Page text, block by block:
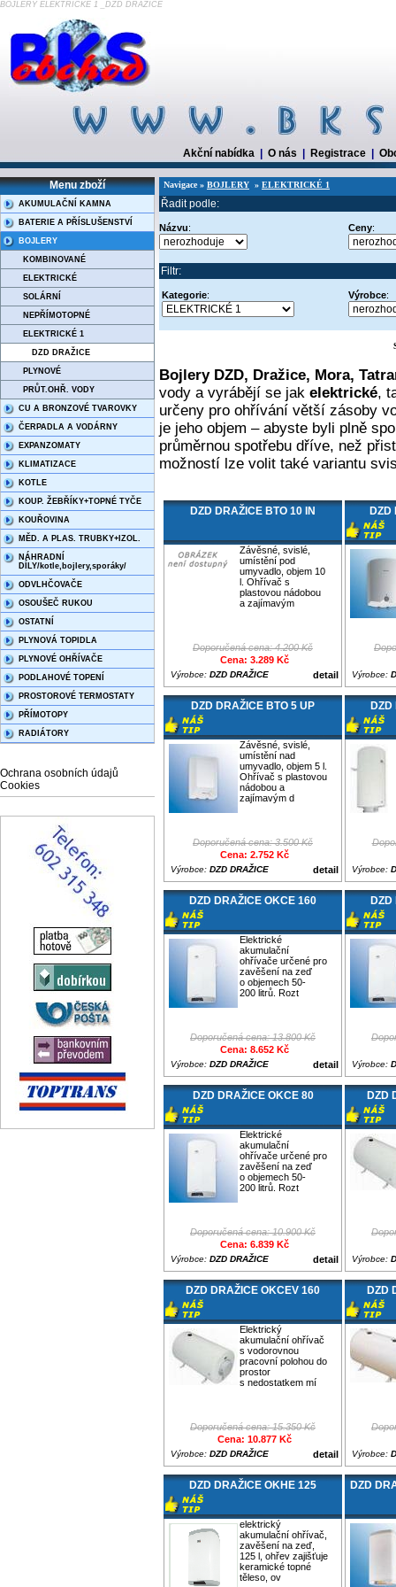
BOJLERY ELEKTRICKÉ 1 _DZD DRAŽICE
Akční nabídka O nás Registrace
Menu zboží
AKUMULAČNÍ KAMNA
BATERIE A PŘÍSLUŠENSTVÍ
BOJLERY
KOMBINOVANÉ
ELEKTRICKÉ
SOLÁRNÍ
NEPŘÍMOTOPNÉ
ELEKTRICKÉ 1
DZD DRAŽICE
PLYNOVÉ
PRŮT.OHŘ. VODY
CU A BRONZOVÉ TVAROVKY
ČERPADLA A VODÁRNY
EXPANZOMATY
KLIMATIZACE
KOTLE
KOUP. ŽEBŘÍKY+TOPNÉ TYČE
KOUŘOVINA
MĚD. A PLAS. TRUBKY+IZOL.
NÁHRADNÍ
DÍLY/kotle,bojlery,sporáky/
ODVLHČOVAČE
OSOUŠEČ RUKOU
OSTATNÍ
PLYNOVÁ TOPIDLA
PLYNOVÉ OHŘÍVAČE
PODLAHOVÉ TOPENÍ
PROSTOROVÉ TERMOSTATY
PŘÍMOTOPY
RADIÁTORY
Ochrana osobních údajů
Cookies
Navigace » BOJLERY » ELEKTRICKÉ 1
Řadit podle:
Názvu: Ceny:
Filtr:
Kategorie: Výrobce:
Bojlery DZD, Dražice, Mora,
vody a vyrábějí se jak elektrické,
určeny pro ohřívání větší zásoby
je jeho objem – abyste byli plně
průměrnou spotřebu dříve, než
možností lze volit také variantu
DZD DRAŽICE BTO 10 IN
Závěsné, svislé,
umístění pod
umyvadlo, objem 10
l. Ohřívač s
plastovou nádobou
a zajímavým
Doporučená cena: 4.200 Kč
Cena: 3.289 Kč
detail
Výrobce: DZD DRAŽICE
DZD
Výrobce:
DZD DRAŽICE BTO 5 UP
Závěsné, svislé,
umístění nad
umyvadlo, objem 5 l.
Ohřívač s plastovou
nádobou a
zajímavým d
Doporučená cena: 3.500 Kč
Cena: 2.752 Kč
detail
Výrobce: DZD DRAŽICE Výrobce:
DZD DRAŽICE OKCE 160
Elektrické
akumulační
ohřívače určené pro
zavěšení na zeď
o objemech 50-
200 litrů. Rozt
Doporučená cena: 13.800 Kč
Cena: 8.652 Kč
detail
Výrobce: DZD DRAŽICE Výrobce:
DZD DRAŽICE OKCE 80
Elektrické
akumulační
ohřívače určené pro
zavěšení na zeď
o objemech 50-
200 litrů. Rozt
Doporučená cena: 10.900 Kč
Cena: 6.839 Kč
detail
Výrobce: DZD DRAŽICE
DZD
Výrobce:
DZD DRAŽICE OKCEV 160
Elektrický
akumulační ohřívač
s vodorovnou
pracovní polohou do
prostor
s nedostatkem mí
Doporučená cena: 15.350 Kč
Cena: 10.877 Kč
detail
Výrobce: DZD DRAŽICE
DZD
Výrobce:
DZD DRAŽICE OKHE 125
elektrický
akumulační ohřívač,
zavěšení na zeď,
125 l, ohřev zajišťuje
keramické topné
těleso, ov
DZD